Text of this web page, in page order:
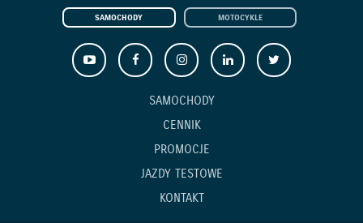
SAMOCHODY MOTOCYKLE
SAMOCHODY
CENNIK
PROMOCJE
JAZDY TESTOWE
KONTAKT